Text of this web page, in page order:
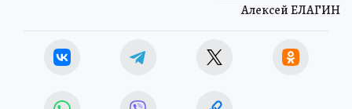
Алексей ЕЛАГИН